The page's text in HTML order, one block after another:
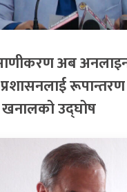
अब
रूपान्तरण
खनालको उद्घोष